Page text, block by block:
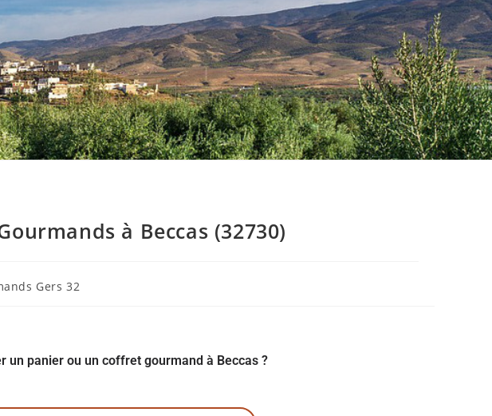
à Beccas (32730)
Gers 32
un panier ou un coffret gourmand à Beccas ?